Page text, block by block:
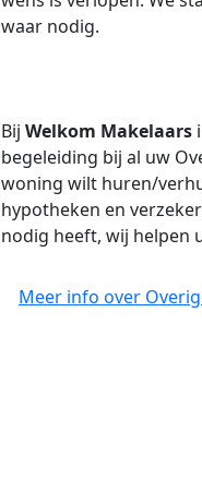
waar nodig.
Bij Welkom Makelaars
begeleiding bij al uw
woning wilt huren/
hypotheken en
nodig heeft, wij helpen
Meer info over